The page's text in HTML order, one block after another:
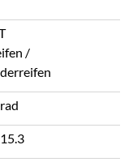
/